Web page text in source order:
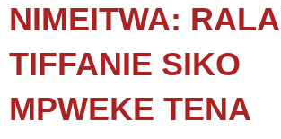
NIMEITWA:
TIFFANIE SIKO
MPWEKE TENA